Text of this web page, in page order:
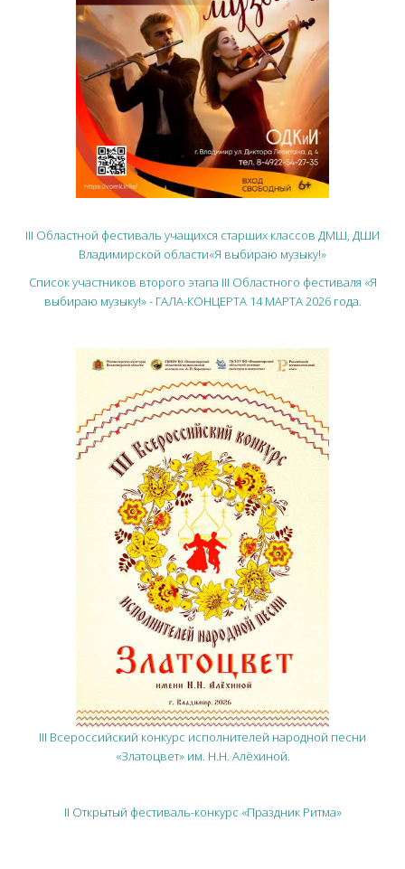
III Областной фестиваль учащихся старших классов ДМШ, ДШИ
Владимирской области«Я выбираю музыку!»
Список участников второго этапа III Областного фестиваля «Я
выбираю музыку!» - ГАЛА-КОНЦЕРТА 14 МАРТА 2026 года.
III Всероссийский конкурс исполнителей народной песни
«Златоцвет» им. Н.Н. Алёхиной.
II Открытый фестиваль-конкурс «Праздник Ритма»